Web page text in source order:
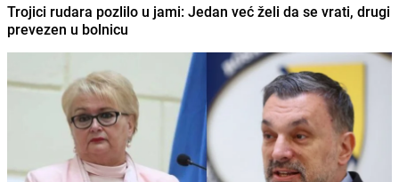
Trojici rudara pozlilo u jami: Jedan već želi da se vrati, drugi
prevezen u bolnicu